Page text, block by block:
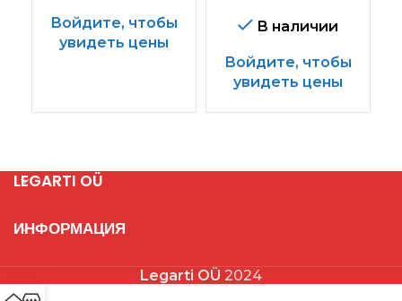
Войдите, чтобы
увидеть цены
В наличии
Войдите, чтобы
увидеть цены
LEGARTI OÜ
ИНФОРМАЦИЯ
Legarti OÜ 2024